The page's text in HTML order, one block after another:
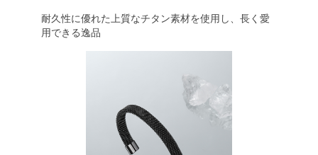
耐久性に優れた上質なチタン素材を使用し、長く愛
用できる逸品